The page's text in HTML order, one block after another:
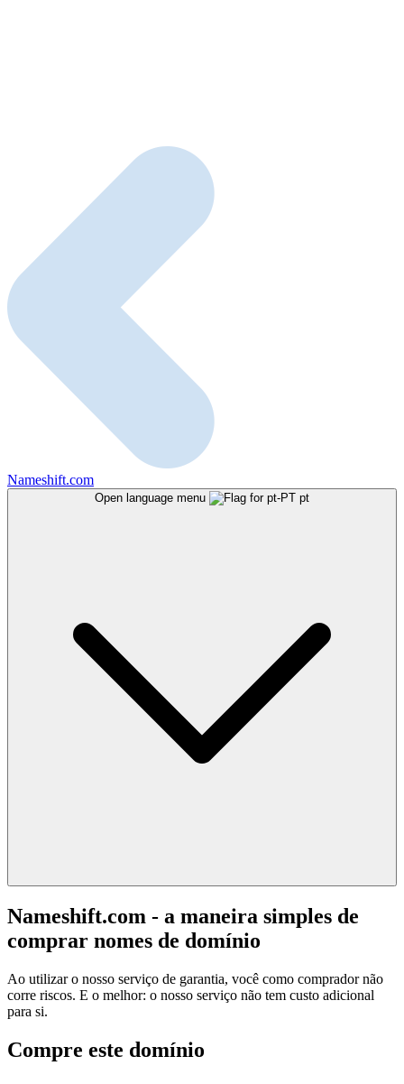
Nameshift.com
Open language menu pt
Nameshift.com - a maneira simples de
comprar nomes de domínio
Ao utilizar o nosso serviço de garantia, você como comprador não
corre riscos. E o melhor: o nosso serviço não tem custo adicional
para si.
Compre este domínio